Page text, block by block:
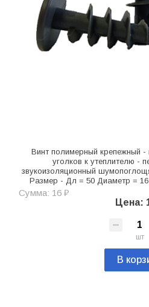
Винт полимерный крепежный
уголков к утеплителю -
звукоизоляционный
Размер - Дл = 50 Диаметр =
Сумма: 16 ₽
Цена:
шт
В